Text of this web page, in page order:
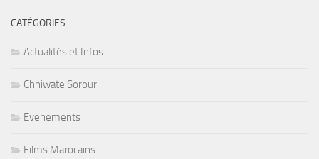
CATÉGORIES
Actualités et Infos
Chhiwate Sorour
Evenements
Films Marocains